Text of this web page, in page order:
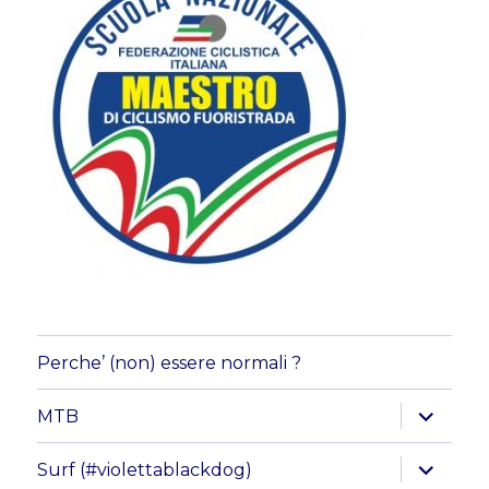
Perche’ (non) essere normali ?
MTB
apri
i
menu
child
Surf (#violettablackdog)
apri
i